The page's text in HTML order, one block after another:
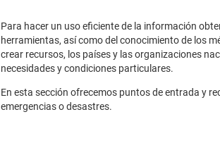
Para hacer un uso eficiente de la información
herramientas, así como del conocimiento de los
crear recursos, los países y las organizaciones
necesidades y condiciones particulares.
En esta sección ofrecemos puntos de entrada y
emergencias o desastres.